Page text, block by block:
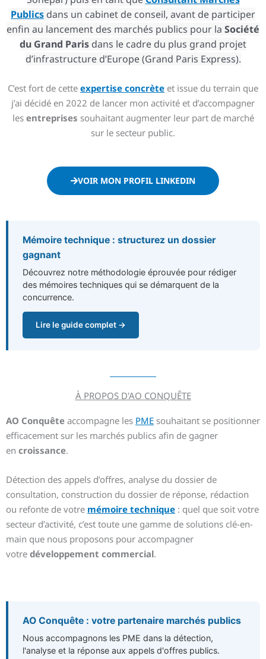
Publics dans un cabinet de conseil, avant de participer
enfin au lancement des marchés publics pour la Société
du Grand Paris dans le cadre du plus grand projet
d’infrastructure d’Europe (Grand Paris Express).
C’est fort de cette expertise concrète et issue du terrain que
j’ai décidé en 2022 de lancer mon activité et d’accompagner
les entreprises souhaitant augmenter leur part de marché
sur le secteur public.
VOIR MON PROFIL LINKEDIN
Mémoire technique : structurez un dossier
gagnant
Découvrez notre méthodologie éprouvée pour rédiger
des mémoires techniques qui se démarquent de la
concurrence.
Lire le guide complet →
À PROPOS D'AO CONQUÊTE
AO Conquête accompagne les PME souhaitant se positionner
efficacement sur les marchés publics afin de gagner
en croissance.
Détection des appels d’offres, analyse du dossier de
consultation, construction du dossier de réponse, rédaction
ou refonte de votre mémoire technique : quel que soit votre
secteur d’activité, c’est toute une gamme de solutions clé-en-
main que nous proposons pour accompagner
votre développement commercial.
AO Conquête : votre partenaire marchés publics
Nous accompagnons les PME dans la détection,
l'analyse et la réponse aux appels d'offres publics.